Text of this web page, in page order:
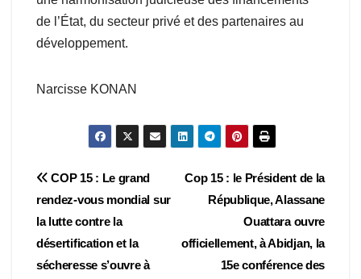
de l’État, du secteur privé et des partenaires au
développement.
Narcisse KONAN
Navigation
de
l’article
Cop 15 : le Président de la
République, Alassane
Ouattara ouvre
officiellement, à Abidjan, la
15e conférence des
COP 15 : Le grand
rendez-vous mondial sur
la lutte contre la
désertification et la
sécheresse s’ouvre à